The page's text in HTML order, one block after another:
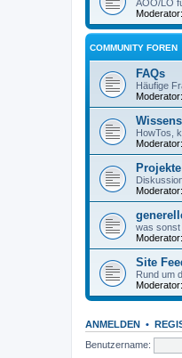
AOO/LO
Moderator:
COMMUNITY FOREN
FAQs
Häufige
Moderator:
HowTos,
Moderator:
Projekte
Moderator:
was sonst
Moderator:
Site
Rund um
Moderator:
ANMELDEN •
Benutzername: